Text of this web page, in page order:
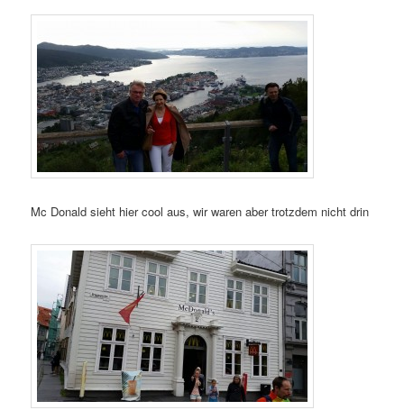
Mc Donald sieht hier cool aus, wir waren aber trotzdem nicht drin